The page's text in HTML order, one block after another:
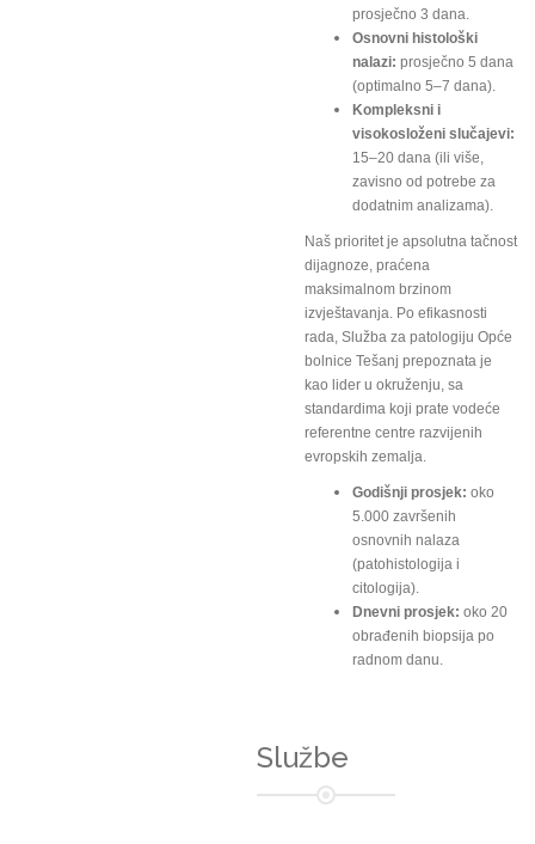
prosječno 3 dana.
Osnovni histološki
nalazi: prosječno 5 dana
(optimalno 5–7 dana).
Kompleksni i
visokosloženi slučajevi:
15–20 dana (ili više,
zavisno od potrebe za
dodatnim analizama).
Naš prioritet je apsolutna tačnost
dijagnoze, praćena
maksimalnom brzinom
izvještavanja. Po efikasnosti
rada, Služba za patologiju Opće
bolnice Tešanj prepoznata je
kao lider u okruženju, sa
standardima koji prate vodeće
referentne centre razvijenih
evropskih zemalja.
Godišnji prosjek: oko
5.000 završenih
osnovnih nalaza
(patohistologija i
citologija).
Dnevni prosjek: oko 20
obrađenih biopsija po
radnom danu.
Službe